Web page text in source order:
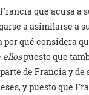
que acusa a
a asimilarse a
por qué considera
ellospuesto que
de Francia y
y puesto que